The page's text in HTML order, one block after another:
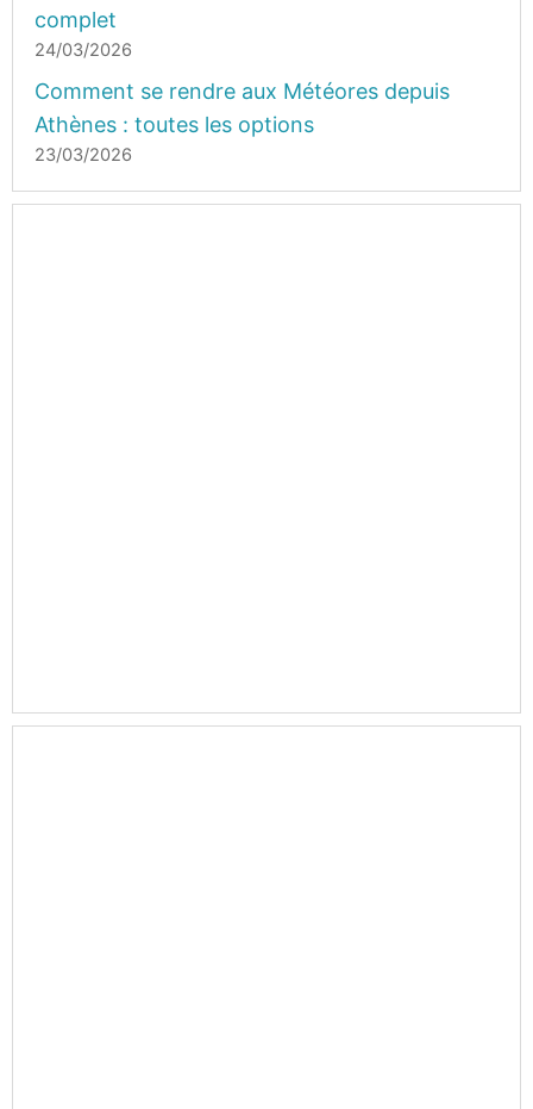
complet
24/03/2026
Comment se rendre aux Météores depuis
Athènes : toutes les options
23/03/2026